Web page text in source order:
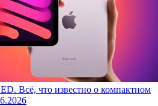
Всё, что известно о компактном